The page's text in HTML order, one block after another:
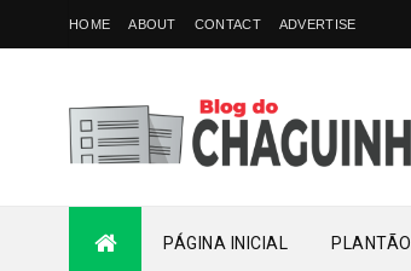
HOME ABOUT CONTACT ADVERTISE
PÁGINA INICIAL PLANTÃO